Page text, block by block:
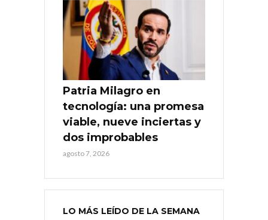
Patria Milagro en
tecnología: una promesa
viable, nueve inciertas y
dos improbables
agosto 7, 2026
LO MÁS LEÍDO DE LA SEMANA